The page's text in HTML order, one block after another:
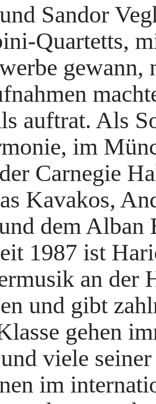
Sandor
Quartetts,
gewann,
auftrat. Als
im
Carnegie
Kavakos,
dem
1987 ist
an der
und gibt
gehen
viele
im